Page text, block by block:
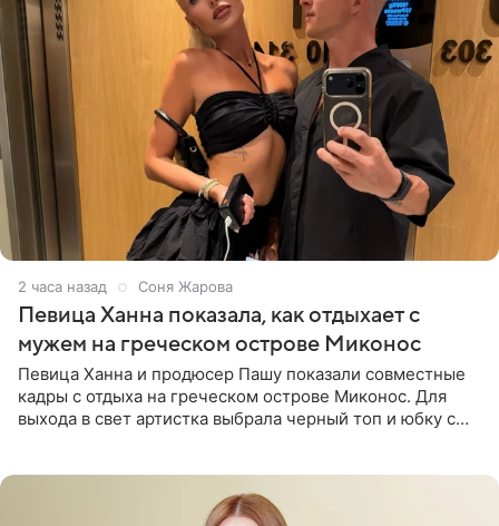
2 часа назад Соня Жарова
Певица Ханна показала, как отдыхает с
мужем на греческом острове Миконос
Певица Ханна и продюсер Пашу показали совместные
кадры с отдыха на греческом острове Миконос. Для
выхода в свет артистка выбрала черный топ и юбку с